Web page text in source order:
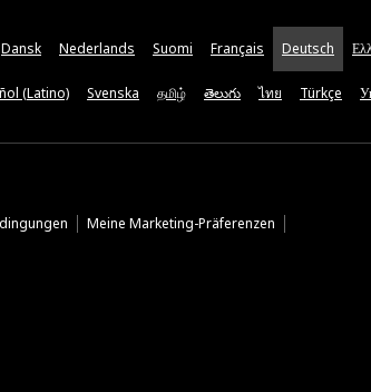
Dansk Nederlands Suomi Français Deutsch
(Latino) Svenska தமிழ் తెలుగు ไทย Türkçe
Meine Marketing-Präferenzen